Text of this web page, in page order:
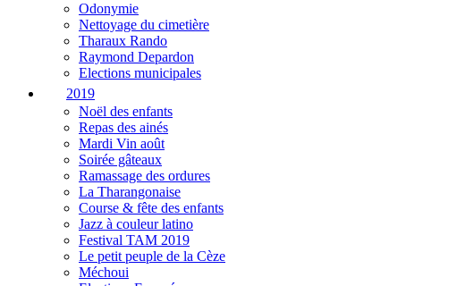
Odonymie
Nettoyage du cimetière
Tharaux Rando
Raymond Depardon
Elections municipales
2019
Noël des enfants
Repas des ainés
Mardi Vin août
Soirée gâteaux
Ramassage des ordures
La Tharangonaise
Course & fête des enfants
Jazz à couleur latino
Festival TAM 2019
Le petit peuple de la Cèze
Méchoui